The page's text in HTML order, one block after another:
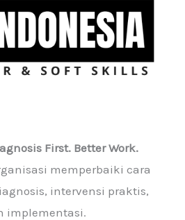
First. Better Work.
memperbaiki cara
intervensi praktis,
implementasi.